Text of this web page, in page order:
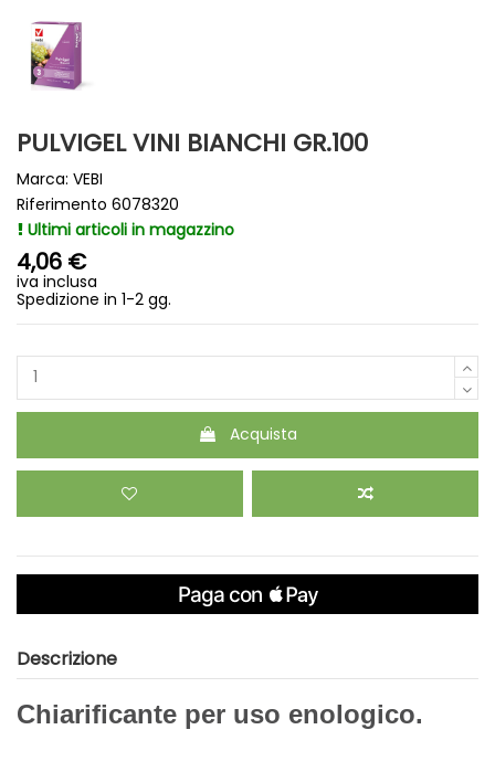
PULVIGEL VINI BIANCHI GR.100
Marca: VEBI
Riferimento 6078320
Ultimi articoli in magazzino
4,06 €
iva inclusa
Spedizione in 1-2 gg.
Acquista
Descrizione
Chiarificante per uso enologico.